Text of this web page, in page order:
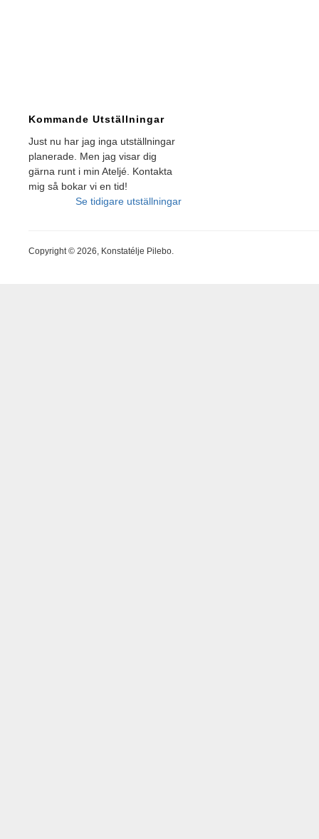
Kommande Utställningar
Just nu har jag inga utställningar
planerade. Men jag visar dig
gärna runt i min Ateljé. Kontakta
mig så bokar vi en tid!
Se tidigare utställningar
Copyright © 2026, Konstatélje Pilebo.